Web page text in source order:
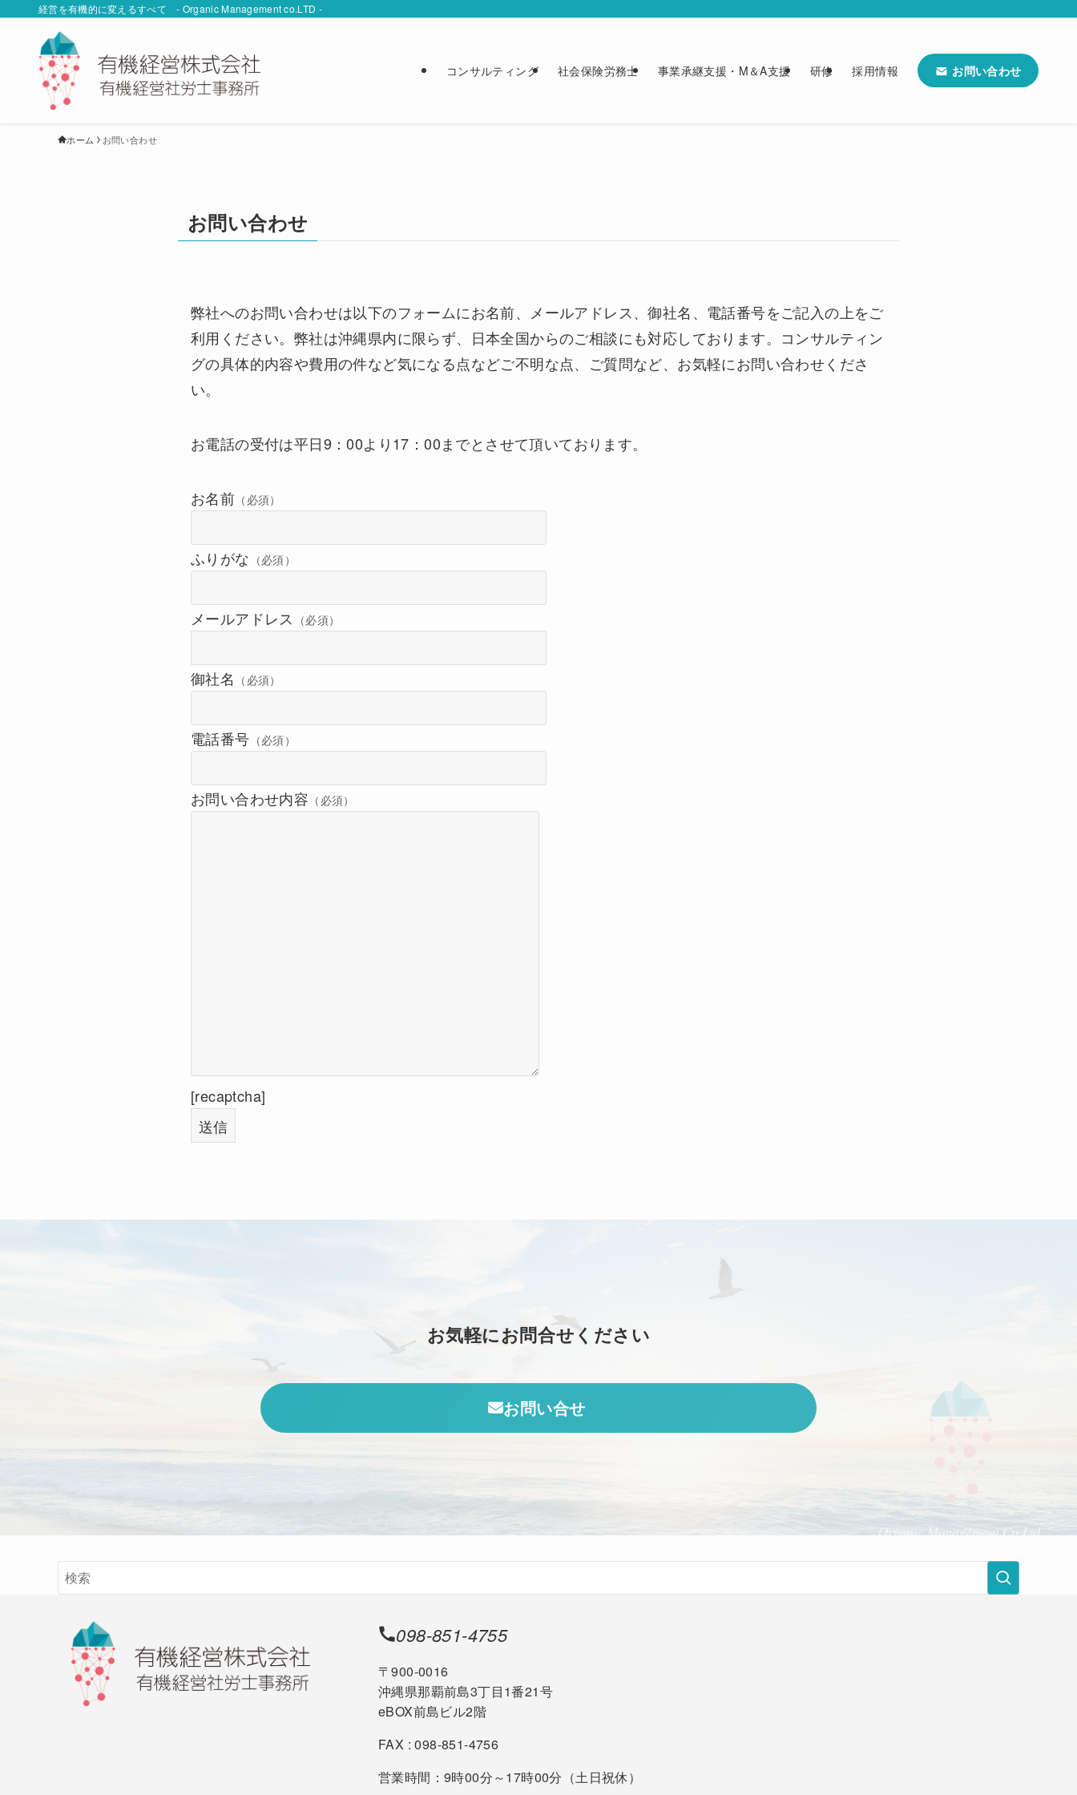
経営を有機的に変えるすべて - Organic Management co.LTD -
コンサルティング 社会保険労務士 事業承継支援・M＆A支援 研修 採用情報 お問い合わせ
ホーム お問い合わせ
お問い合わせ
弊社へのお問い合わせは以下のフォームにお名前、メールアドレス、御社名、電話番号をご記入の上をご
利用ください。弊社は沖縄県内に限らず、日本全国からのご相談にも対応しております。コンサルティン
グの具体的内容や費用の件など気になる点などご不明な点、ご質問など、お気軽にお問い合わせくださ
い。
お電話の受付は平日9：00より17：00までとさせて頂いております。
お名前 （必須）
ふりがな （必須）
メールアドレス （必須）
御社名 （必須）
電話番号 （必須）
お問い合わせ内容 （必須）
[recaptcha]
お気軽にお問合せください
お問い合せ
098-851-4755
〒900-0016
沖縄県那覇前島3丁目1番21号
eBOX前島ビル2階
FAX : 098-851-4756
営業時間：9時00分～17時00分（土日祝休）